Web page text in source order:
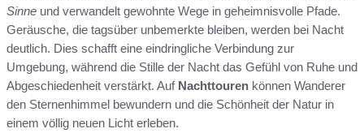
Sinne und verwandelt gewohnte Wege in geheimnisvolle Pfade.
Geräusche, die tagsüber unbemerkte bleiben, werden bei Nacht
deutlich. Dies schafft eine eindringliche Verbindung zur
Umgebung, während die Stille der Nacht das Gefühl von Ruhe und
Abgeschiedenheit verstärkt. Auf Nachttouren können Wanderer
den Sternenhimmel bewundern und die Schönheit der Natur in
einem völlig neuen Licht erleben.